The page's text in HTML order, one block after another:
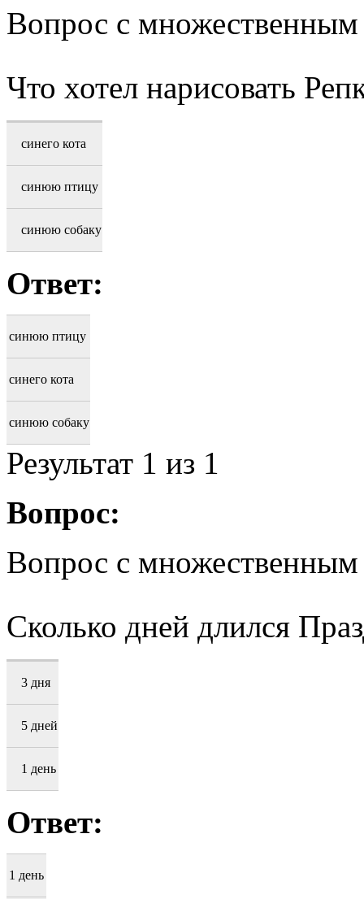
Вопрос с
Что хотел нарисовать
синего кота
синюю птицу
синюю собаку
Ответ:
синюю птицу
синего кота
синюю собаку
Результат 1 из 1
Вопрос:
Вопрос с
Сколько дней длился
3 дня
5 дней
1 день
Ответ:
1 день